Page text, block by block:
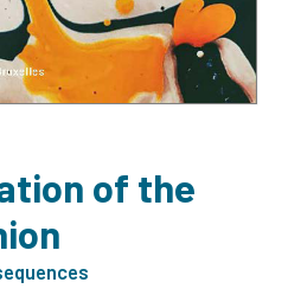
of the